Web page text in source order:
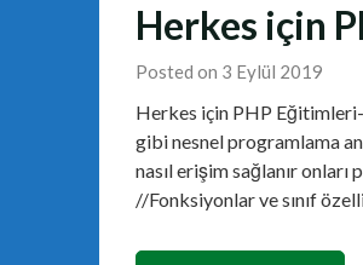
Herkes için
Posted on 3 Eylül 2019
Herkes için PHP Eğitimleri-
gibi nesnel programlama
nasıl erişim sağlanır onları
//Fonksiyonlar ve sınıf